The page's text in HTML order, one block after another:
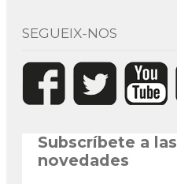
SEGUEIX-NOS
Subscríbete a las
novedades